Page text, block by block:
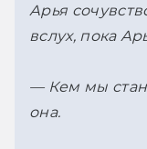
Арья
вслух, пока
— Кем мы
она.